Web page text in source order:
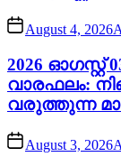
August 4, 2026
2026
വാരഫലം:
വരുത്തുന്ന
August 3, 2026